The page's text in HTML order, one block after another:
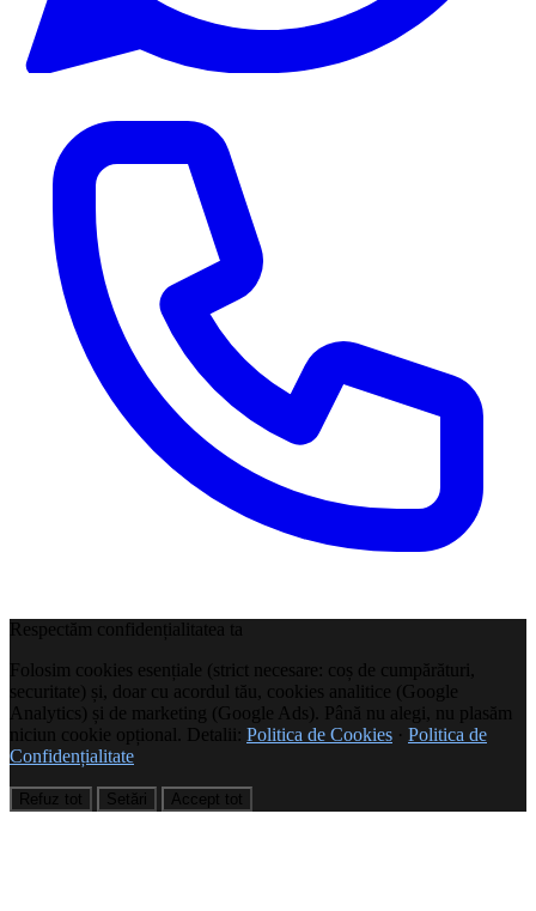
Respectăm confidențialitatea ta
Folosim cookies esențiale (strict necesare: coș de cumpărături,
securitate) și, doar cu acordul tău, cookies analitice (Google
Analytics) și de marketing (Google Ads). Până nu alegi, nu plasăm
niciun cookie opțional. Detalii: Politica de Cookies · Politica de
Confidențialitate
Refuz tot Setări Accept tot